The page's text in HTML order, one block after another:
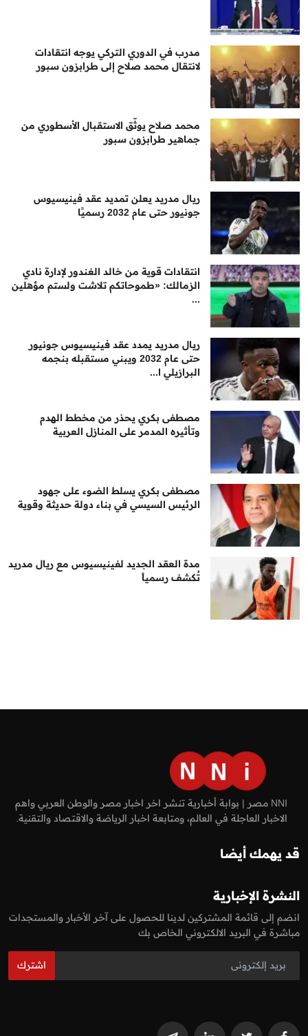
مدرب في الدوري التركي يوجه انتقادات
لانتقال محمد صلاح إلى طرابزون سبور
محمد صلاح يوثّق الاستقبال الأسطوري من
جماهير طرابزون سبور
ريال مدريد يعلن تمديد عقد فينيسيوس
جونيور حتى عام 2032 رسميًا
انتقادات قوية من خالد الغندور لإدارة نادي
الزمالك: «طموحاتكم تلاشت ولستم مؤهلين
...
ريال مدريد يمدد عقد فينيسيوس جونيور
حتى عام 2032 ويبني مستقبله بنجمه
البرازيلي ا...
مصطفى بكري يحذر من مخطط الهدم
وتأثيره المدمر على المنازل العربية
مصطفى بكري يسلط الضوء على جهود
الرئيس السيسي في بناء دولة حديثة وقوية
مدة العقد الجديد لفينيسيوس مع ريال مدريد
تُكشف رسمياً
NNI مصر | بوابة أخبارية تنشر اخر اخبار مصر والوطن العربي واهم
الاخبار العاجلة في العالم، ومتابعة اخبار الرياضة والاقتصاد والتقنية.
قد يهمك أيضا
النشرة الإخبارية
انضم إلى قائمة المشتركين لدينا للحصول على آخر الأخبار والمستجدات
مباشرة في البريد الالكتروني الخاص بك
اشترك